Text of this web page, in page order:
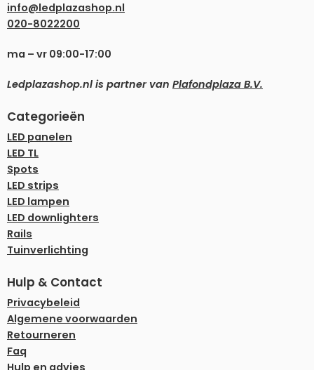
info@ledplazashop.nl
020-8022200
ma – vr 09:00-17:00
Ledplazashop.nl is partner van Plafondplaza B.V.
Categorieën
LED panelen
LED TL
Spots
LED strips
LED lampen
LED downlighters
Rails
Tuinverlichting
Hulp & Contact
Privacybeleid
Algemene voorwaarden
Retourneren
Faq